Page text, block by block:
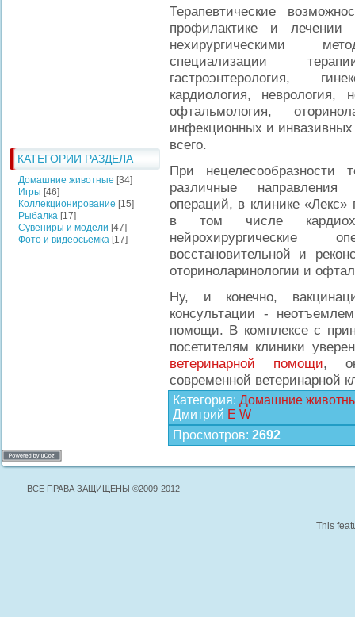
КАТЕГОРИИ РАЗДЕЛА
Домашние животные [34]
Игры [46]
Коллекционирование [15]
Рыбалка [17]
Сувениры и модели [47]
Фото и видеосьемка [17]
Терапевтические
профилактике и лечении
нехирургическими
специализации
гастроэнтерология,
кардиология,
офтальмология,
инфекционных и
всего.
При нецелесообразности
различные
операций, в клинике «Лекс»
в том числе
нейрохирургические
восстановительной и
оториноларинологии и
Ну, и конечно,
консультации -
помощи. В комплексе с
посетителям клиники
ветеринарной помощи,
современной ветеринарной
Категория: Домашние
Дмитрий E W
Просмотров: 2692
ВСЕ ПРАВА ЗАЩИЩЕНЫ ©2009-2012
This